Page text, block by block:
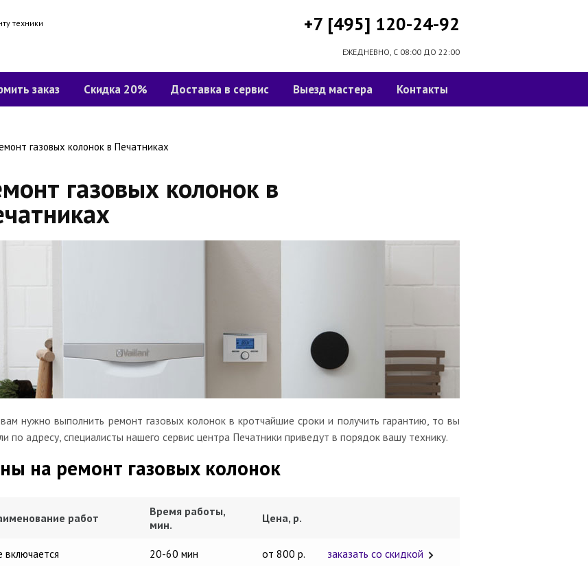
техники
+7 [495] 120-24-92
ЕЖЕДНЕВНО, С 08:00 ДО 22:00
заказ Скидка 20% Доставка в сервис Выезд мастера Контакты
газовых колонок в Печатниках
газовых колонок в
нужно выполнить ремонт газовых колонок в кротчайшие сроки и получить гарантию, то вы
по адресу, специалисты нашего сервис центра Печатники приведут в порядок вашу технику.
на ремонт газовых колонок
работ
Время работы,
мин.
Цена, р.
включается 20-60 мин от 800 р. заказать со скидкой